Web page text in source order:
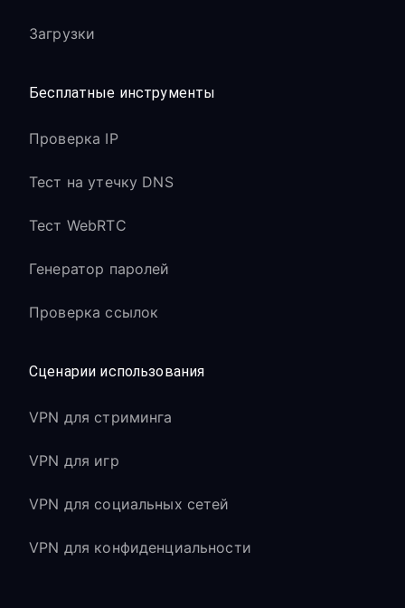
Загрузки
Бесплатные инструменты
Проверка IP
Тест на утечку DNS
Тест WebRTC
Генератор паролей
Проверка ссылок
Сценарии использования
VPN для стриминга
VPN для игр
VPN для социальных сетей
VPN для конфиденциальности